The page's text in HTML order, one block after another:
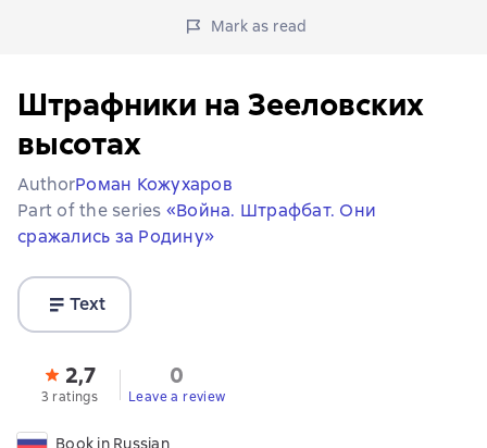
Mark as read
Штрафники на Зееловских
высотах
AuthorРоман Кожухаров
Part of the series «Война. Штрафбат. Они
сражались за Родину»
Text
2,7
3 ratings
0
Leave a review
Book in Russian